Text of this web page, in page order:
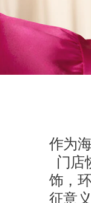
作为
门店
饰，
征意